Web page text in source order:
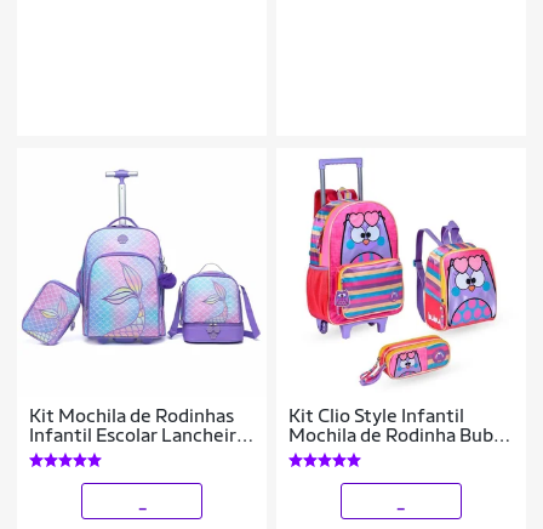
Kit Mochila de Rodinhas
Infantil Escolar Lancheira
Térmica Estojo Feminino
32 Litros Resistente
Kit Clio Style Infantil
Mochila de Rodinha Bubu
+ Lancheira + Estojo